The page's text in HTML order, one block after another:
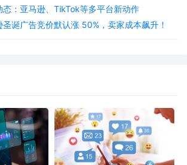
单”，消费者在商家门店通过抖音APP扫码官方
，无需跳转至第三方应用，支付闭环在抖音
景，合作商家包括连锁品牌门店和本地中小
Print on Demand，按需印刷）从业者来说，
也有着重要意义。支付环节的完善能够提升
进跨境电商交易的达成。同时，POD资源网
态：亚马逊、TikTok等多平台新动作
诞广告竞价默认涨 50%，卖家成本飙升！